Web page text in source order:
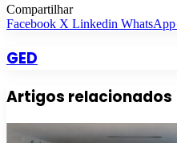
Compartilhar
Facebook X Linkedin WhatsApp
GED
Artigos relacionados